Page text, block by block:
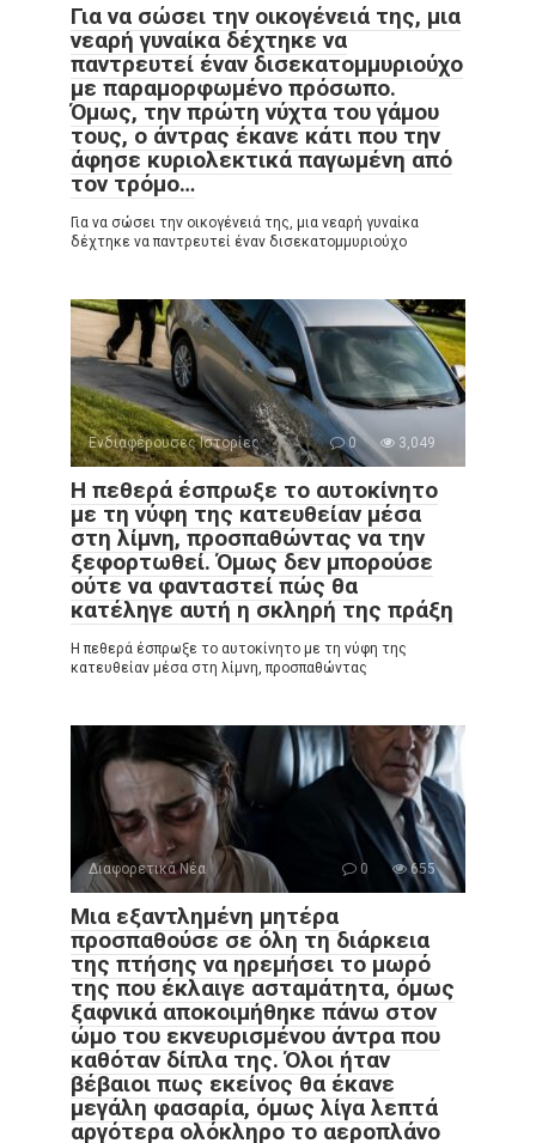
Για να σώσει την οικογένειά της, μια
νεαρή γυναίκα δέχτηκε να
παντρευτεί έναν δισεκατομμυριούχο
με παραμορφωμένο πρόσωπο.
Όμως, την πρώτη νύχτα του γάμου
τους, ο άντρας έκανε κάτι που την
άφησε κυριολεκτικά παγωμένη από
τον τρόμο…
Για να σώσει την οικογένειά της, μια νεαρή γυναίκα
δέχτηκε να παντρευτεί έναν δισεκατομμυριούχο
Ενδιαφέρουσες Ιστορίες 0 3,049
Η πεθερά έσπρωξε το αυτοκίνητο
με τη νύφη της κατευθείαν μέσα
στη λίμνη, προσπαθώντας να την
ξεφορτωθεί. Όμως δεν μπορούσε
ούτε να φανταστεί πώς θα
κατέληγε αυτή η σκληρή της πράξη
Η πεθερά έσπρωξε το αυτοκίνητο με τη νύφη της
κατευθείαν μέσα στη λίμνη, προσπαθώντας
Διαφορετικά Νέα 0 655
Μια εξαντλημένη μητέρα
προσπαθούσε σε όλη τη διάρκεια
της πτήσης να ηρεμήσει το μωρό
της που έκλαιγε ασταμάτητα, όμως
ξαφνικά αποκοιμήθηκε πάνω στον
ώμο του εκνευρισμένου άντρα που
καθόταν δίπλα της. Όλοι ήταν
βέβαιοι πως εκείνος θα έκανε
μεγάλη φασαρία, όμως λίγα λεπτά
αργότερα ολόκληρο το αεροπλάνο